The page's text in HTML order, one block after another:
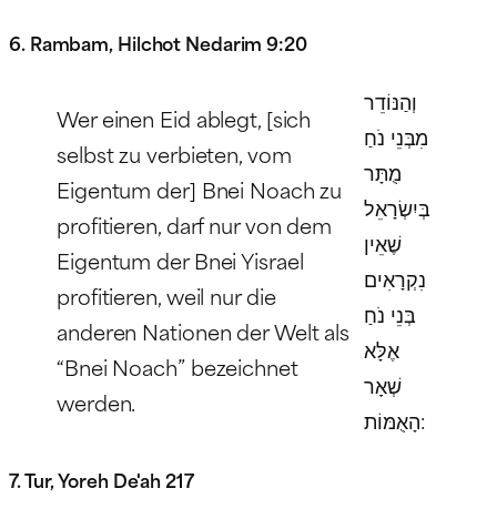
6. Rambam, Hilchot Nedarim 9:20
Wer einen Eid ablegt, [sich
selbst zu verbieten, vom
Eigentum der] Bnei Noach zu
profitieren, darf nur von dem
Eigentum der Bnei Yisrael
profitieren, weil nur die
anderen Nationen der Welt als
“Bnei Noach” bezeichnet
werden.
וְהַנּוֹדֵר
מִבְּנֵי נֹחַ
מֻתָּר
בְּיִשְׂרָאֵל
שֶׁאֵין
נִקְרָאִים
בְּנֵי נֹחַ
אֶלָּא
שְׁאָר
הָאֻמּוֹת:
7. Tur, Yoreh De'ah 217